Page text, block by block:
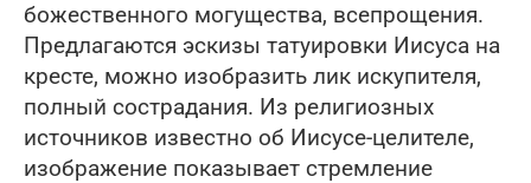
божественного могущества, всепрощения.
Предлагаются эскизы татуировки Иисуса на
кресте, можно изобразить лик искупителя,
полный сострадания. Из религиозных
источников известно об Иисусе-целителе,
изображение показывает стремление